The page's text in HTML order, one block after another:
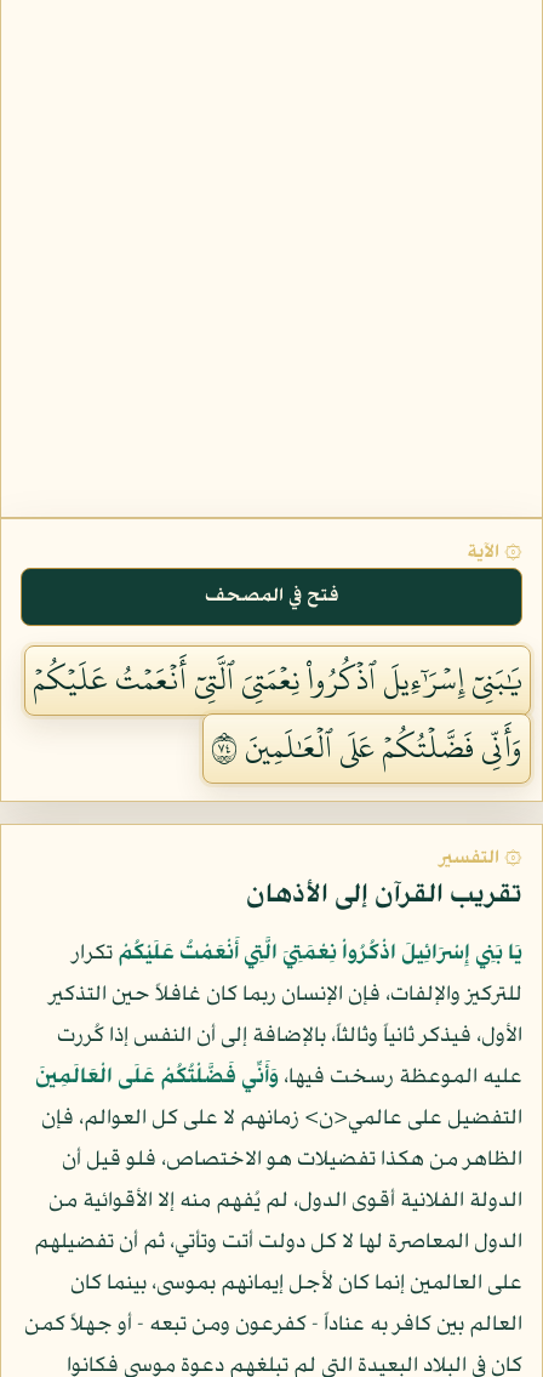
۞ الآية
فتح في المصحف
يَٰبَنِيٓ إِسۡرَٰٓءِيلَ ٱذۡكُرُواْ نِعۡمَتِيَ ٱلَّتِيٓ أَنۡعَمۡتُ عَلَيۡكُمۡ
وَأَنِّي فَضَّلۡتُكُمۡ عَلَى ٱلۡعَٰلَمِينَ ٤٧
۞ التفسير
تقريب القرآن إلى الأذهان
يَا بَنِي إِسْرَائِيلَ اذْكُرُواْ نِعْمَتِيَ الَّتِي أَنْعَمْتُ عَلَيْكُمْتكرار
للتركيز والإلفات، فإن الإنسان ربما كان غافلاً حين التذكير
الأول، فيذكر ثانياً وثالثاً، بالإضافة إلى أن النفس إذا كُررت
عليه الموعظة رسخت فيها،وَأَنِّي فَضَّلْتُكُمْ عَلَى الْعَالَمِينَ
التفضيل على عالمي<ن> زمانهم لا على كل العوالم، فإن
الظاهر من هكذا تفضيلات هو الاختصاص، فلو قيل أن
الدولة الفلانية أقوى الدول، لم يُفهم منه إلا الأقوائية من
الدول المعاصرة لها لا كل دولت أتت وتأتي، ثم أن تفضيلهم
على العالمين إنما كان لأجل إيمانهم بموسى، بينما كان
العالم بين كافر به عناداً - كفرعون ومن تبعه - أو جهلاً كمن
كان في البلاد البعيدة التي لم تبلغهم دعوة موسى فكانوا